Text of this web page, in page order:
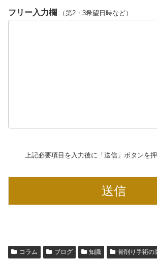
フリー入力欄 （第2・3希望日時など）
上記必要項目を入力後に「送信」ボタンを押
コラム ブログ 知識
骨削り手術の